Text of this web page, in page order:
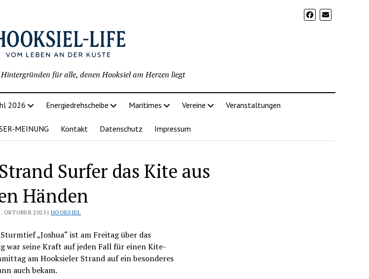
für alle, denen Hooksiel am Herzen liegt
2026 Energiedrehscheibe Maritimes Vereine Veranstaltungen
MEINUNG Kontakt Datenschutz Impressum
Surfer das Kite aus
Händen
OKTOBER 2025 | HOOKSIEL
„Joshua“ ist am Freitag über das
war seine Kraft auf jeden Fall für einen Kite-
am Hooksieler Strand auf ein besonderes
auch bekam.